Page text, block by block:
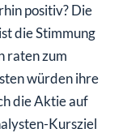
positiv? Die
die Stimmung
raten zum
würden ihre
die Aktie auf
Kursziel